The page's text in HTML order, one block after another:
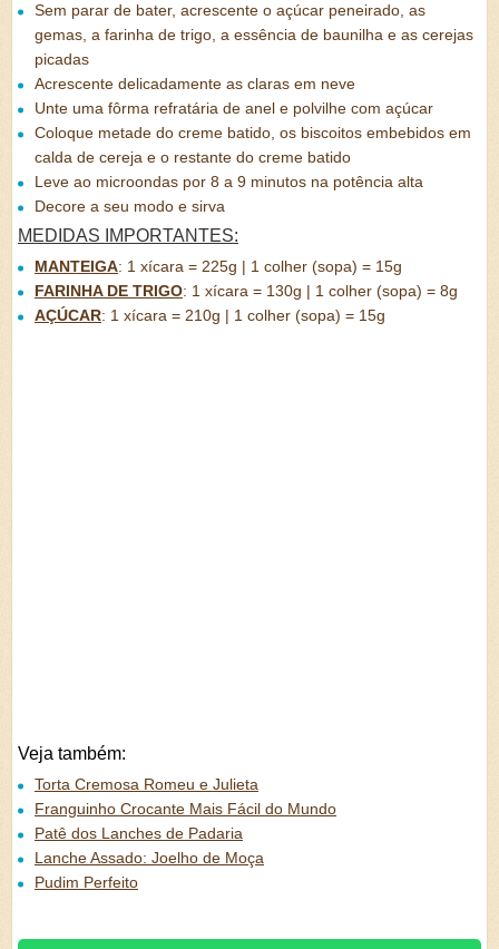
Sem parar de bater, acrescente o açúcar peneirado, as
gemas, a farinha de trigo, a essência de baunilha e as cerejas
picadas
Acrescente delicadamente as claras em neve
Unte uma fôrma refratária de anel e polvilhe com açúcar
Coloque metade do creme batido, os biscoitos embebidos em
calda de cereja e o restante do creme batido
Leve ao microondas por 8 a 9 minutos na potência alta
Decore a seu modo e sirva
MEDIDAS IMPORTANTES:
MANTEIGA: 1 xícara = 225g | 1 colher (sopa) = 15g
FARINHA DE TRIGO: 1 xícara = 130g | 1 colher (sopa) = 8g
AÇÚCAR: 1 xícara = 210g | 1 colher (sopa) = 15g
Veja também:
Torta Cremosa Romeu e Julieta
Franguinho Crocante Mais Fácil do Mundo
Patê dos Lanches de Padaria
Lanche Assado: Joelho de Moça
Pudim Perfeito